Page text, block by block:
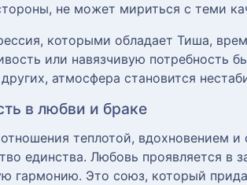
не может мириться с теми
которыми обладает Тиша,
или навязчивую потребность
атмосфера становится
в любви и браке
теплотой, вдохновением
единства. Любовь проявляется в
гармонию. Это союз, который